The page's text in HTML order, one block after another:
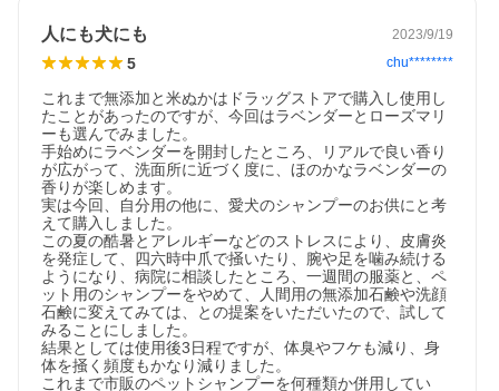
人にも犬にも 2023/9/19
5 chu********
これまで無添加と米ぬかはドラッグストアで購入し使用し
たことがあったのですが、今回はラベンダーとローズマリ
ーも選んでみました。
手始めにラベンダーを開封したところ、リアルで良い香り
が広がって、洗面所に近づく度に、ほのかなラベンダーの
香りが楽しめます。
実は今回、自分用の他に、愛犬のシャンプーのお供にと考
えて購入しました。
この夏の酷暑とアレルギーなどのストレスにより、皮膚炎
を発症して、四六時中爪で掻いたり、腕や足を噛み続ける
ようになり、病院に相談したところ、一週間の服薬と、ペ
ット用のシャンプーをやめて、人間用の無添加石鹸や洗顔
石鹸に変えてみては、との提案をいただいたので、試して
みることにしました。
結果としては使用後3日程ですが、体臭やフケも減り、身
体を掻く頻度もかなり減りました。
これまで市販のペットシャンプーを何種類か併用してい